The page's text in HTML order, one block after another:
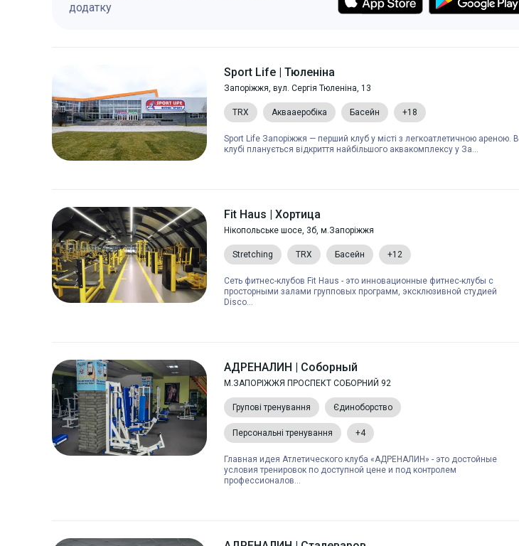
додатку
Sport Life | Тюленіна
Запоріжжя, вул. Сергія Тюленіна, 13
TRX Аквааеробіка Басейн +18
Sport Life Запоріжжя — перший клуб у місті з легкоатлетичною ареною. В
клубі планується відкриття найбільшого аквакомплексу у За...
Fit Haus | Хортица
Нікопольське шосе, 3б, м.Запоріжжя
Stretching TRX Басейн +12
Сеть фитнес-клубов Fit Haus - это инновационные фитнес-клубы с
просторными залами групповых программ, эксклюзивной студией
Disco...
АДРЕНАЛИН | Соборный
М.ЗАПОРІЖЖЯ ПРОСПЕКТ СОБОРНИЙ 92
Групові тренування Єдиноборство
Персональні тренування +4
Главная идея Атлетического клуба «АДРЕНАЛИН» - это достойные
условия тренировок по доступной цене и под контролем
профессионалов...